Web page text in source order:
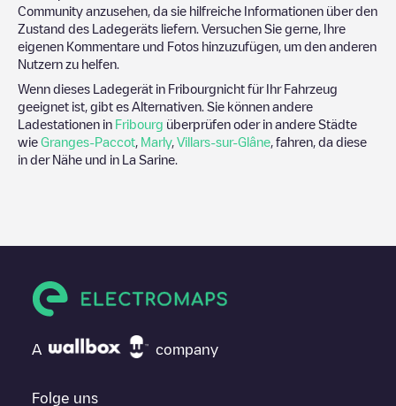
Community anzusehen, da sie hilfreiche Informationen über den
Zustand des Ladegeräts liefern. Versuchen Sie gerne, Ihre
eigenen Kommentare und Fotos hinzuzufügen, um den anderen
Nutzern zu helfen.
Wenn dieses Ladegerät in Fribourgnicht für Ihr Fahrzeug
geeignet ist, gibt es Alternativen. Sie können andere
Ladestationen in Fribourg überprüfen oder in andere Städte
wie Granges-Paccot Marly, Villars-sur-Glâne , fahren, da diese
in der Nähe und in La Sarine
A company
Folge uns